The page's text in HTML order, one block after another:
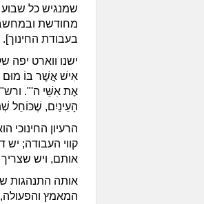
שמנגיש כל
מחודשת
בעבודת החינוך].
ישנו ווארט יפה
אִישׁ אֲשֶׁר בּוֹ מוּם
אֶת אִשֵּׁי ה'".
הָעֵינַיִם, שֶׁכּוֹחֵל
הרעיון
קווי העבודה; יש
אותם, ויש
אותה התנהגות
המאמץ